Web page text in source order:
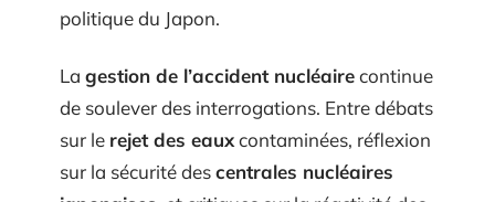
politique du Japon.
La gestion de l’accident nucléairecontinue
de soulever des interrogations. Entre débats
sur le rejet des eauxcontaminées, réflexion
sur la sécurité descentrales nucléaires